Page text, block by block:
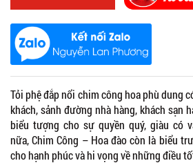
Tỏi phệ đắp nổi chim công hoa phù dung
khách, sảnh đường nhà hàng, khách sạn
biểu tượng cho sự quyền quý, giàu có
nữa, Chim Công – Hoa đào còn là biểu
cho hạnh phúc và hi vọng về những điều